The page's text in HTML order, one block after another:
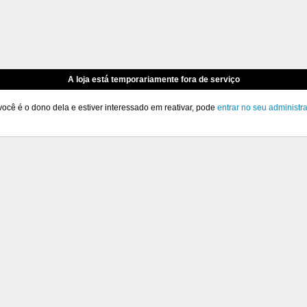
A loja está temporariamente fora de serviço
é o dono dela e estiver interessado em reativar, pode entrar no seu